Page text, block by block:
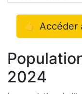
👉 Accéder
2024